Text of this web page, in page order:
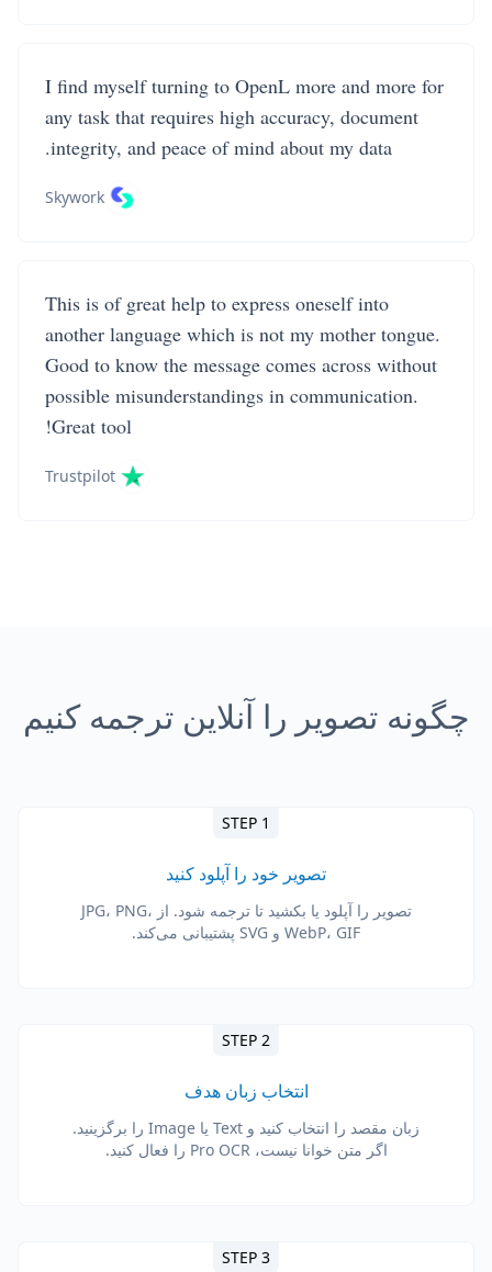
I find myself turning to OpenL more and more for
any task that requires high accuracy, document
integrity, and peace of mind about my data.
Skywork
This is of great help to express oneself into
another language which is not my mother tongue.
Good to know the message comes across without
possible misunderstandings in communication.
Great tool!
Trustpilot
چگونه تصویر را آنلاین ترجمه کنیم
STEP 1
تصویر خود را آپلود کنید
تصویر را آپلود یا بکشید تا ترجمه شود. از JPG، PNG،
WebP، GIF و SVG پشتیبانی می‌کند.
STEP 2
انتخاب زبان هدف
زبان مقصد را انتخاب کنید و Text یا Image را برگزینید.
اگر متن خوانا نیست، Pro OCR را فعال کنید.
STEP 3